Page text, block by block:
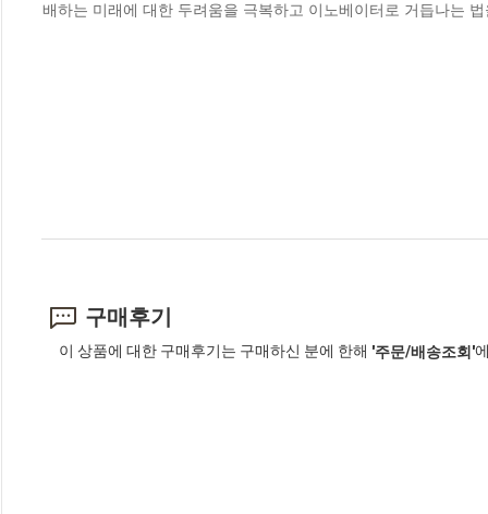
배하는 미래에 대한 두려움을 극복하고 이노베이터로 거듭나는
구매후기
이 상품에 대한 구매후기는 구매하신 분에 한해 '주문/배송조회'